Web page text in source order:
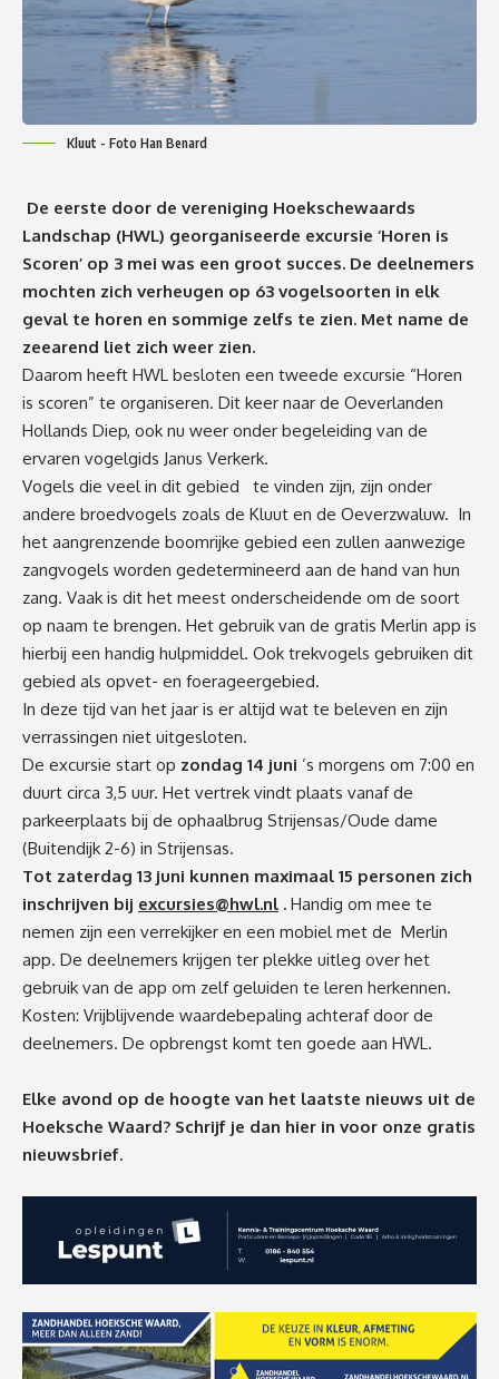
Kluut - Foto Han Benard
De eerste door de vereniging Hoekschewaards
Landschap (HWL) georganiseerde excursie ‘Horen is
Scoren’ op 3 mei was een groot succes. De deelnemers
mochten zich verheugen op 63 vogelsoorten in elk
geval te horen en sommige zelfs te zien. Met name de
zeearend liet zich weer zien.
Daarom heeft HWL besloten een tweede excursie “Horen
is scoren” te organiseren. Dit keer naar de Oeverlanden
Hollands Diep, ook nu weer onder begeleiding van de
ervaren vogelgids Janus Verkerk.
Vogels die veel in dit gebied te vinden zijn, zijn onder
andere broedvogels zoals de Kluut en de Oeverzwaluw. In
het aangrenzende boomrijke gebied een zullen aanwezige
zangvogels worden gedetermineerd aan de hand van hun
zang. Vaak is dit het meest onderscheidende om de soort
op naam te brengen. Het gebruik van de gratis Merlin app is
hierbij een handig hulpmiddel. Ook trekvogels gebruiken dit
gebied als opvet- en foerageergebied.
In deze tijd van het jaar is er altijd wat te beleven en zijn
verrassingen niet uitgesloten.
De excursie start op zondag 14 juni ’s morgens om 7:00 en
duurt circa 3,5 uur. Het vertrek vindt plaats vanaf de
parkeerplaats bij de ophaalbrug Strijensas/Oude dame
(Buitendijk 2-6) in Strijensas.
Tot zaterdag 13 juni kunnen maximaal 15 personen zich
inschrijven bij excursies@hwl.nl . Handig om mee te
nemen zijn een verrekijker en een mobiel met de Merlin
app. De deelnemers krijgen ter plekke uitleg over het
gebruik van de app om zelf geluiden te leren herkennen.
Kosten: Vrijblijvende waardebepaling achteraf door de
deelnemers. De opbrengst komt ten goede aan HWL.
Elke avond op de hoogte van het laatste nieuws uit de
Hoeksche Waard? Schrijf je dan hier in voor onze gratis
nieuwsbrief.